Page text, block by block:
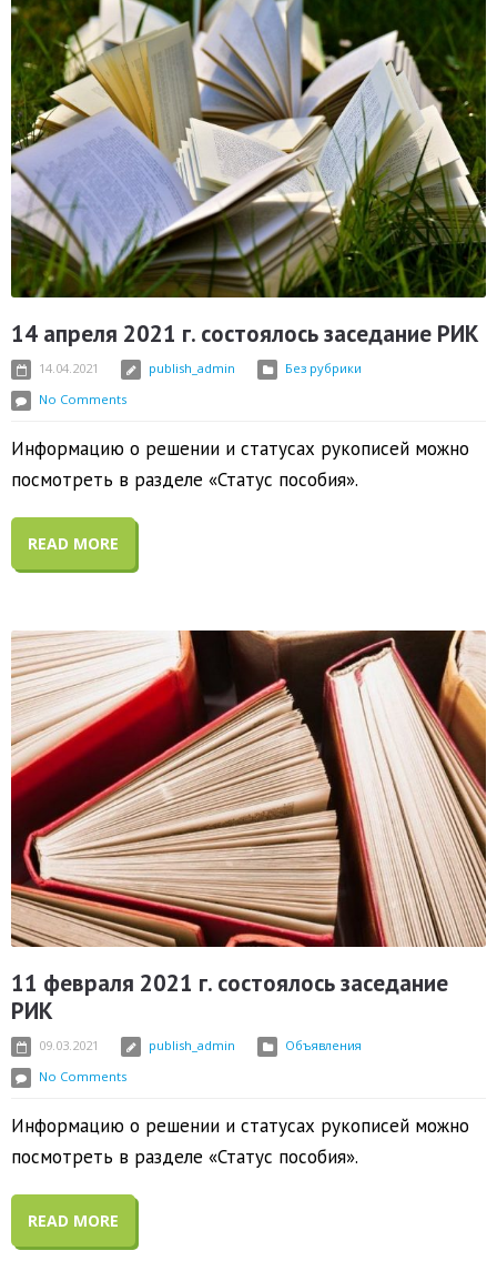
14 апреля 2021 г. состоялось заседание РИК
14.04.2021 publish_admin
Без рубрики
No Comments
Информацию о решении и статусах рукописей можно
посмотреть в разделе «Статус пособия».
READ MORE
11 февраля 2021 г. состоялось заседание
РИК
09.03.2021 publish_admin
Объявления
No Comments
Информацию о решении и статусах рукописей можно
посмотреть в разделе «Статус пособия».
READ MORE